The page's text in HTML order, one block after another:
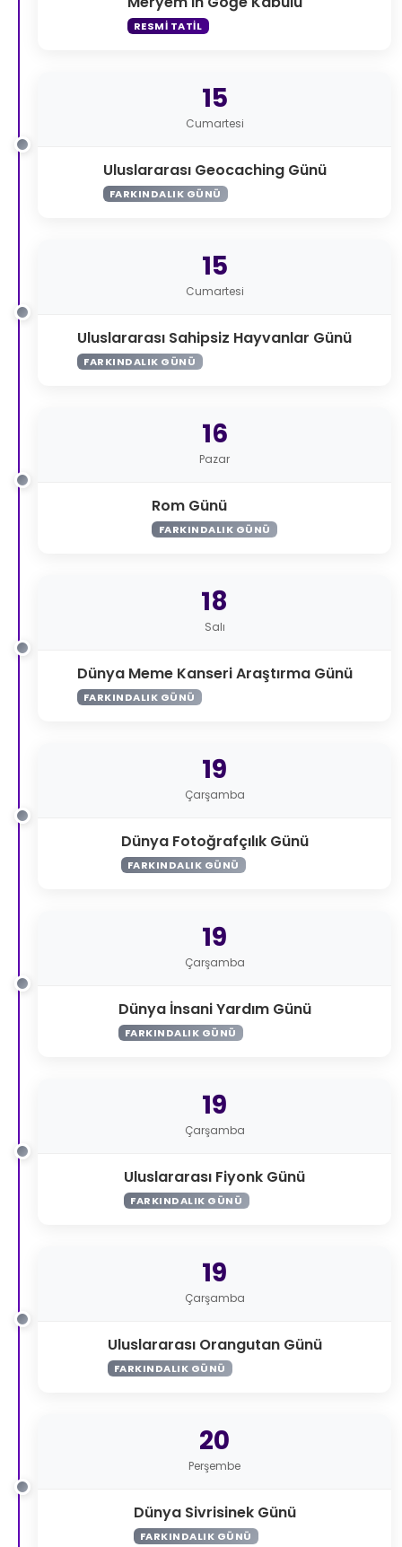
RESMI TATIL
15
Cumartesi
Uluslararası Geocaching Günü
FARKINDALIK GÜNÜ
15
Cumartesi
Uluslararası Sahipsiz Hayvanlar Günü
FARKINDALIK GÜNÜ
16
Pazar
Rom Günü
FARKINDALIK GÜNÜ
18
Salı
Dünya Meme Kanseri Araştırma Günü
FARKINDALIK GÜNÜ
19
Çarşamba
Dünya Fotoğrafçılık Günü
FARKINDALIK GÜNÜ
19
Çarşamba
Dünya İnsani Yardım Günü
FARKINDALIK GÜNÜ
19
Çarşamba
Uluslararası Fiyonk Günü
FARKINDALIK GÜNÜ
19
Çarşamba
Uluslararası Orangutan Günü
FARKINDALIK GÜNÜ
20
Perşembe
Dünya Sivrisinek Günü
FARKINDALIK GÜNÜ